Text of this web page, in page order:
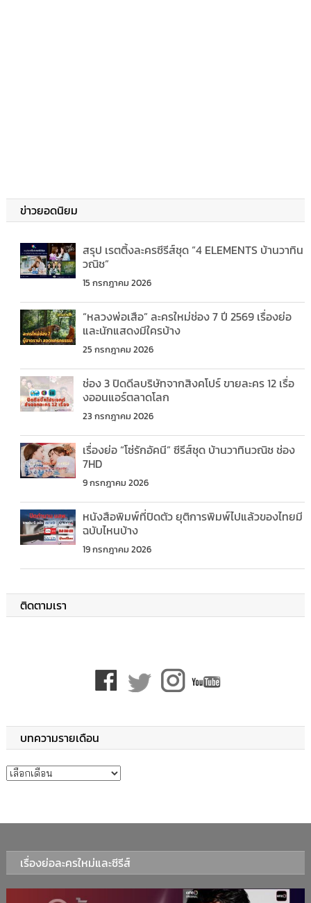
ข่าวยอดนิยม
สรุป เรตติ้งละครซีรีส์ชุด “4 ELEMENTS บ้านวาทิน
วณิช”
15 กรกฎาคม 2026
“หลวงพ่อเสือ” ละครใหม่ช่อง 7 ปี 2569 เรื่องย่อ
และนักแสดงมีใครบ้าง
25 กรกฎาคม 2026
ช่อง 3 ปิดดีลบริษัทจากสิงคโปร์ ขายละคร 12 เรื่อ
งออนแอร์ตลาดโลก
23 กรกฎาคม 2026
เรื่องย่อ “โซ่รักอัคนี” ซีรีส์ชุด บ้านวาทินวณิช ช่อง
7HD
9 กรกฎาคม 2026
หนังสือพิมพ์ที่ปิดตัว ยุติการพิมพ์ไปแล้วของไทยมี
ฉบับไหนบ้าง
19 กรกฎาคม 2026
ติดตามเรา
บทความรายเดือน
บทความรายเดือน
เรื่องย่อละครใหม่และซีรีส์